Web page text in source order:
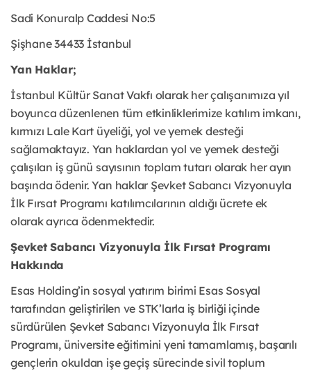
Sadi Konuralp Caddesi No:5
Şişhane 34433 İstanbul
Yan Haklar;
İstanbul Kültür Sanat Vakfı olarak her çalışanımıza yıl
boyunca düzenlenen tüm etkinliklerimize katılım imkanı,
kırmızı Lale Kart üyeliği, yol ve yemek desteği
sağlamaktayız. Yan haklardan yol ve yemek desteği
çalışılan iş günü sayısının toplam tutarı olarak her ayın
başında ödenir. Yan haklar Şevket Sabancı Vizyonuyla
İlk Fırsat Programı katılımcılarının aldığı ücrete ek
olarak ayrıca ödenmektedir.
Şevket Sabancı Vizyonuyla İlk Fırsat Programı
Hakkında
Esas Holding’in sosyal yatırım birimi Esas Sosyal
tarafından geliştirilen ve STK’larla iş birliği içinde
sürdürülen Şevket Sabancı Vizyonuyla İlk Fırsat
Programı, üniversite eğitimini yeni tamamlamış, başarılı
gençlerin okuldan işe geçiş sürecinde sivil toplum